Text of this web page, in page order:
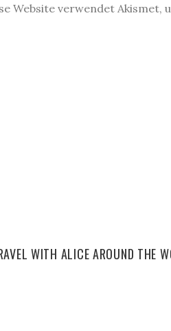
Website verwendet Akismet,
WITH ALICE AROUND THE